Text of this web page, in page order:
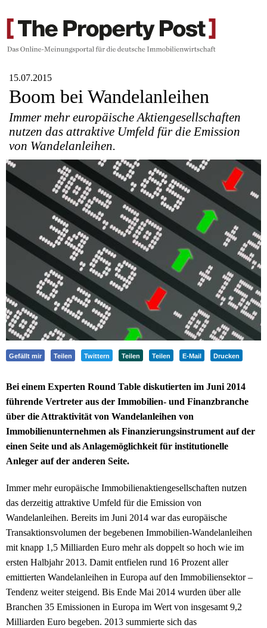
15.07.2015
Boom bei Wandelanleihen
Immer mehr europäische Aktiengesellschaften
nutzen das attraktive Umfeld für die Emission
von Wandelanleihen.
Gefällt mir Teilen Twittern Teilen Teilen E-Mail Drucken
Bei einem Experten Round Table diskutierten im Juni 2014
führende Vertreter aus der Immobilien- und Finanzbranche
über die Attraktivität von Wandelanleihen von
Immobilienunternehmen als Finanzierungsinstrument auf der
einen Seite und als Anlagemöglichkeit für institutionelle
Anleger auf der anderen Seite.
Immer mehr europäische Immobilienaktiengesellschaften nutzen
das derzeitig attraktive Umfeld für die Emission von
Wandelanleihen. Bereits im Juni 2014 war das europäische
Transaktionsvolumen der begebenen Immobilien-Wandelanleihen
mit knapp 1,5 Milliarden Euro mehr als doppelt so hoch wie im
ersten Halbjahr 2013. Damit entfielen rund 16 Prozent aller
emittierten Wandelanleihen in Europa auf den Immobiliensektor –
Tendenz weiter steigend. Bis Ende Mai 2014 wurden über alle
Branchen 35 Emissionen in Europa im Wert von insgesamt 9,2
Milliarden Euro begeben. 2013 summierte sich das